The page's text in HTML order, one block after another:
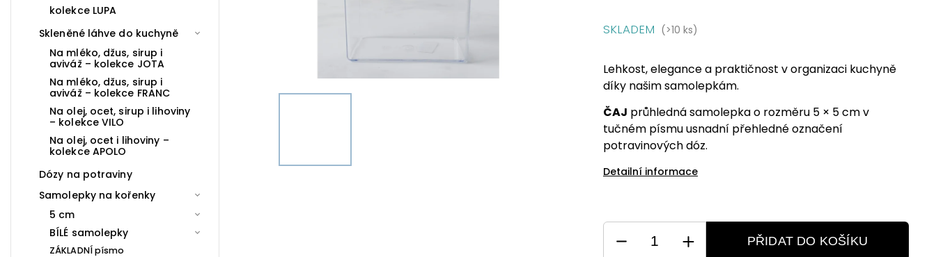
kolekce LUPA
Skleněné láhve do kuchyně
Na mléko, džus, sirup i
aviváž – kolekce JOTA
Na mléko, džus, sirup i
aviváž – kolekce FRANC
Na olej, ocet, sirup i lihoviny
– kolekce VILO
Na olej, ocet i lihoviny –
kolekce APOLO
Dózy na potraviny
Samolepky na kořenky
5 cm
BÍLÉ samolepky
ZÁKLADNÍ písmo
Lehkost, elegance a praktičnost v organizaci kuchyně
díky našim samolepkám.
ČAJ průhledná samolepka o rozměru 5 × 5 cm v
tučném písmu usnadní přehledné označení
potravinových dóz.
Detailní informace
SKLADEM (>10 ks)
PŘIDAT DO KOŠÍKU